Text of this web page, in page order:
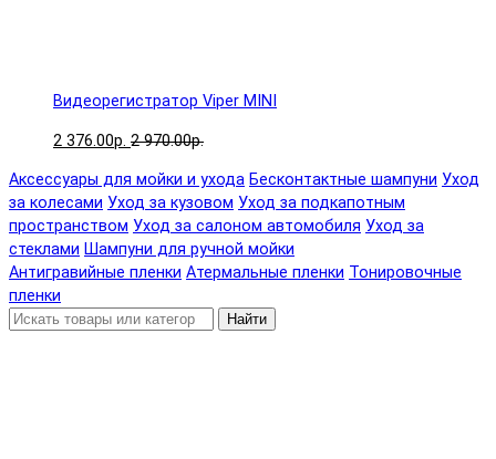
Видеорегистратор Viper MINI
2 376.00р. 2 970.00р.
Аксессуары для мойки и ухода Бесконтактные шампуни Уход
за колесами Уход за кузовом Уход за подкапотным
пространством Уход за салоном автомобиля Уход за
стеклами Шампуни для ручной мойки
Антигравийные пленки Атермальные пленки Тонировочные
пленки
Найти